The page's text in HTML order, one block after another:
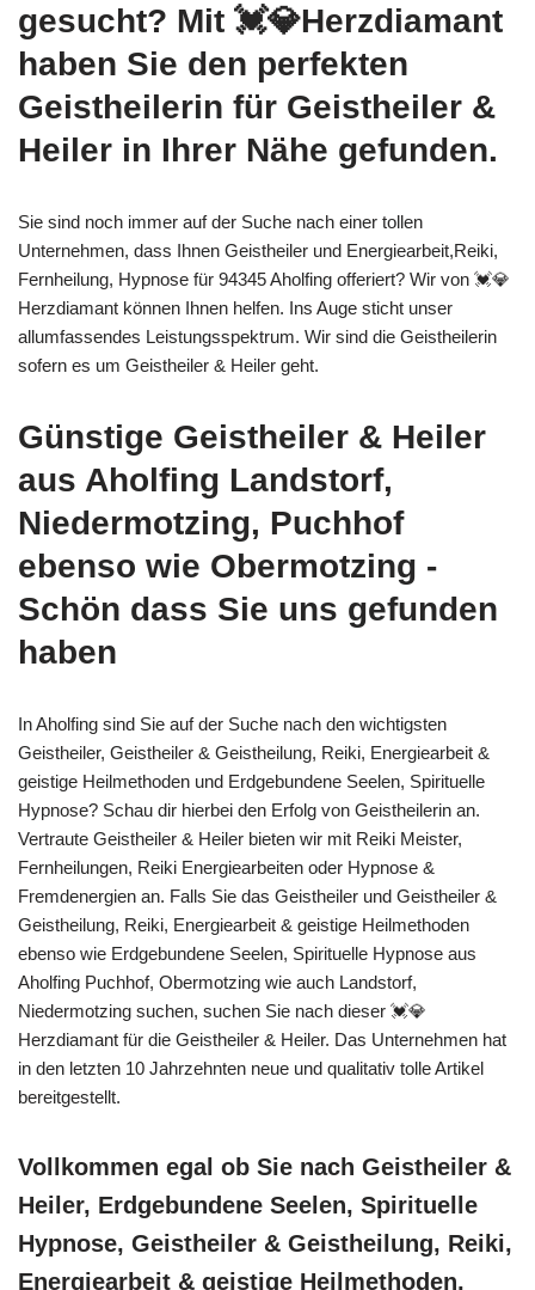
gesucht? Mit 💓️💎Herzdiamant
haben Sie den perfekten
Geistheilerin für Geistheiler &
Heiler in Ihrer Nähe gefunden.
Sie sind noch immer auf der Suche nach einer tollen
Unternehmen, dass Ihnen Geistheiler und Energiearbeit,Reiki,
Fernheilung, Hypnose für 94345 Aholfing offeriert? Wir von 💓️💎
Herzdiamant können Ihnen helfen. Ins Auge sticht unser
allumfassendes Leistungsspektrum. Wir sind die Geistheilerin
sofern es um Geistheiler & Heiler geht.
Günstige Geistheiler & Heiler
aus Aholfing Landstorf,
Niedermotzing, Puchhof
ebenso wie Obermotzing -
Schön dass Sie uns gefunden
haben
In Aholfing sind Sie auf der Suche nach den wichtigsten
Geistheiler, Geistheiler & Geistheilung, Reiki, Energiearbeit &
geistige Heilmethoden und Erdgebundene Seelen, Spirituelle
Hypnose? Schau dir hierbei den Erfolg von Geistheilerin an.
Vertraute Geistheiler & Heiler bieten wir mit Reiki Meister,
Fernheilungen, Reiki Energiearbeiten oder Hypnose &
Fremdenergien an. Falls Sie das Geistheiler und Geistheiler &
Geistheilung, Reiki, Energiearbeit & geistige Heilmethoden
ebenso wie Erdgebundene Seelen, Spirituelle Hypnose aus
Aholfing Puchhof, Obermotzing wie auch Landstorf,
Niedermotzing suchen, suchen Sie nach dieser 💓️💎
Herzdiamant für die Geistheiler & Heiler. Das Unternehmen hat
in den letzten 10 Jahrzehnten neue und qualitativ tolle Artikel
bereitgestellt.
Vollkommen egal ob Sie nach Geistheiler &
Heiler, Erdgebundene Seelen, Spirituelle
Hypnose, Geistheiler & Geistheilung, Reiki,
Energiearbeit & geistige Heilmethoden,